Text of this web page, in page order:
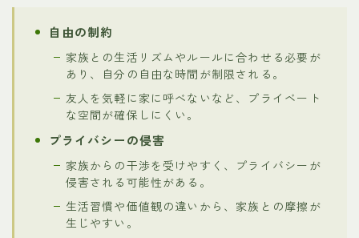
自由の制約
家族との生活リズムやルールに合わせる必要が
あり、自分の自由な時間が制限される。
友人を気軽に家に呼べないなど、プライベート
な空間が確保しにくい。
プライバシーの侵害
家族からの干渉を受けやすく、プライバシーが
侵害される可能性がある。
生活習慣や価値観の違いから、家族との摩擦が
生じやすい。